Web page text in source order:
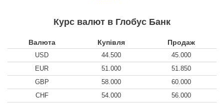
Курс валют в Глобус Банк
Валюта Купівля Продаж
USD 44.500
45.000
EUR
51.000
51.850
GBP
58.000
60.000
CHF
54.000 56.000